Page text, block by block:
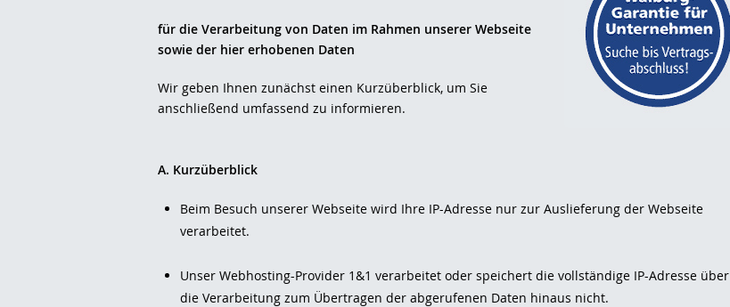
für die Verarbeitung von Daten im Rahmen unserer Webseite
sowie der hier erhobenen Daten
Wir geben Ihnen zunächst einen Kurzüberblick, um Sie
anschließend umfassend zu informieren.
A. Kurzüberblick
Beim Besuch unserer Webseite wird Ihre IP-Adresse nur zur Auslieferung der Webseite
verarbeitet.
Unser Webhosting-Provider 1&1 verarbeitet oder speichert die vollständige IP-Adresse über
die Verarbeitung zum Übertragen der abgerufenen Daten hinaus nicht.